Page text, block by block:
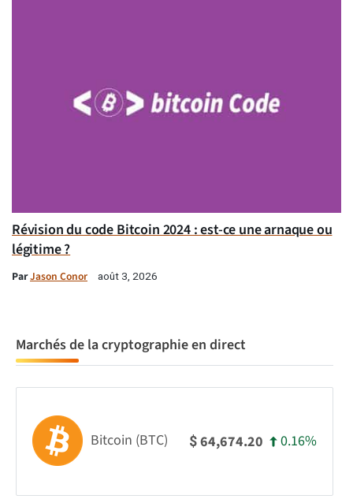
Révision du code Bitcoin 2024 : est-ce une arnaque ou
légitime ?
ParJason Conor août 3, 2026
Marchés de la cryptographie en direct
Bitcoin (BTC) $64,674.20 0.16%